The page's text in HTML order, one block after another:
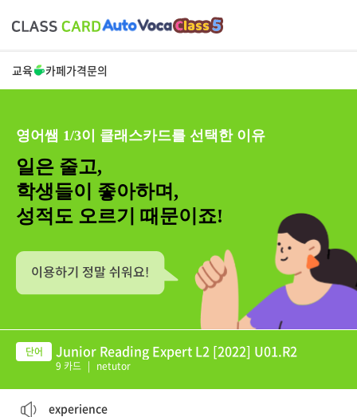
교육 카페가격문의
영어쌤 1/3이 클래스카드를 선택한 이유
일은 줄고,
학생들이 좋아하며,
성적도 오르기 때문이죠!
Junior Reading Expert L2 [2022] U01.R2
9 카드 | netutor
experience